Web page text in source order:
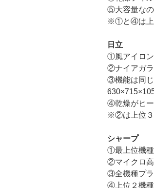
⑤大容量なの
※①と④は上
日立
①風アイロン
②ナイアガ
③機能は同じ
④乾燥がヒー
※②は上位３
シャープ
①最上位機種
②マイクロ
③全機種プ
④上位２機種